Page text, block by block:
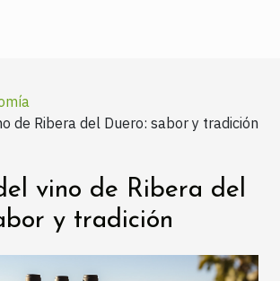
de Ribera del Duero: sabor y tradición
vino de Ribera del
y tradición